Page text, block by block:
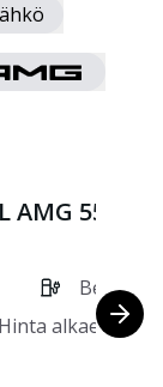
AMG 55
Bensiini
Hinta alkaen 328